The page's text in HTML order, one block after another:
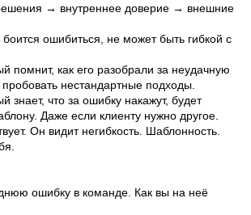
→ внутреннее доверие → внешние
ошибиться, не может быть гибкой с
помнит, как его разобрали за неудачную
нестандартные подходы.
знает, что за ошибку накажут, будет
Даже если клиенту нужно другое.
Он видит негибкость. Шаблонность.
ошибку в команде. Как вы на неё